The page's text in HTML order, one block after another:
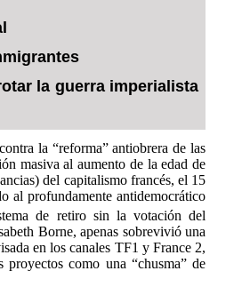
la guerra imperialista
la “reforma” antiobrera de las
masiva al aumento de la edad de
del capitalismo francés, el 15
al profundamente antidemocrático
de retiro sin la votación del
Borne, apenas sobrevivió una
en los canales TF1 y France 2,
como una “chusma” de